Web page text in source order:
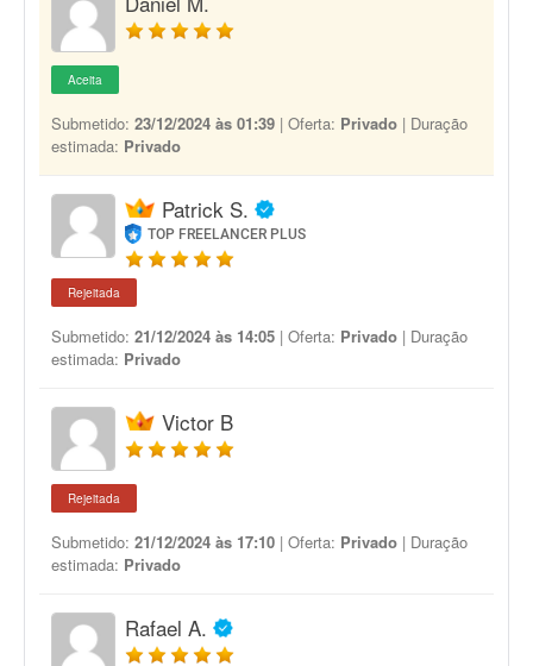
Aceita
Submetido: 23/12/2024 às 01:39 | Oferta: Privado | Duração
estimada: Privado
Patrick S.
TOP FREELANCER PLUS
Rejeitada
Submetido: 21/12/2024 às 14:05 | Oferta: Privado | Duração
estimada: Privado
Victor B
Rejeitada
Submetido: 21/12/2024 às 17:10 | Oferta: Privado | Duração
estimada: Privado
Rafael A.